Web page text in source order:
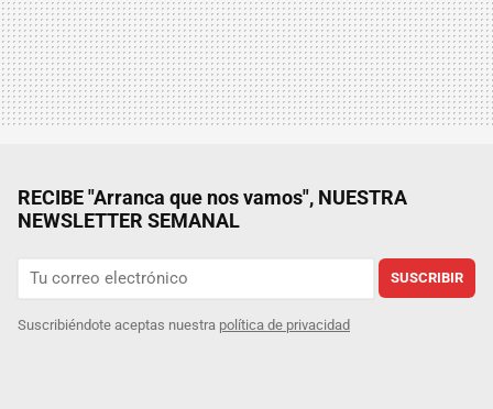
RECIBE "Arranca que nos vamos", NUESTRA
NEWSLETTER SEMANAL
SUSCRIBIR
Suscribiéndote aceptas nuestra política de privacidad